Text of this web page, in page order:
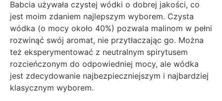
Babcia używała czystej wódki o dobrej jakości, co
jest moim zdaniem najlepszym wyborem. Czysta
wódka (o mocy około 40%) pozwala malinom w pełni
rozwinąć swój aromat, nie przytłaczając go. Można
też eksperymentować z neutralnym spirytusem
rozcieńczonym do odpowiedniej mocy, ale wódka
jest zdecydowanie najbezpieczniejszym i najbardziej
klasycznym wyborem.